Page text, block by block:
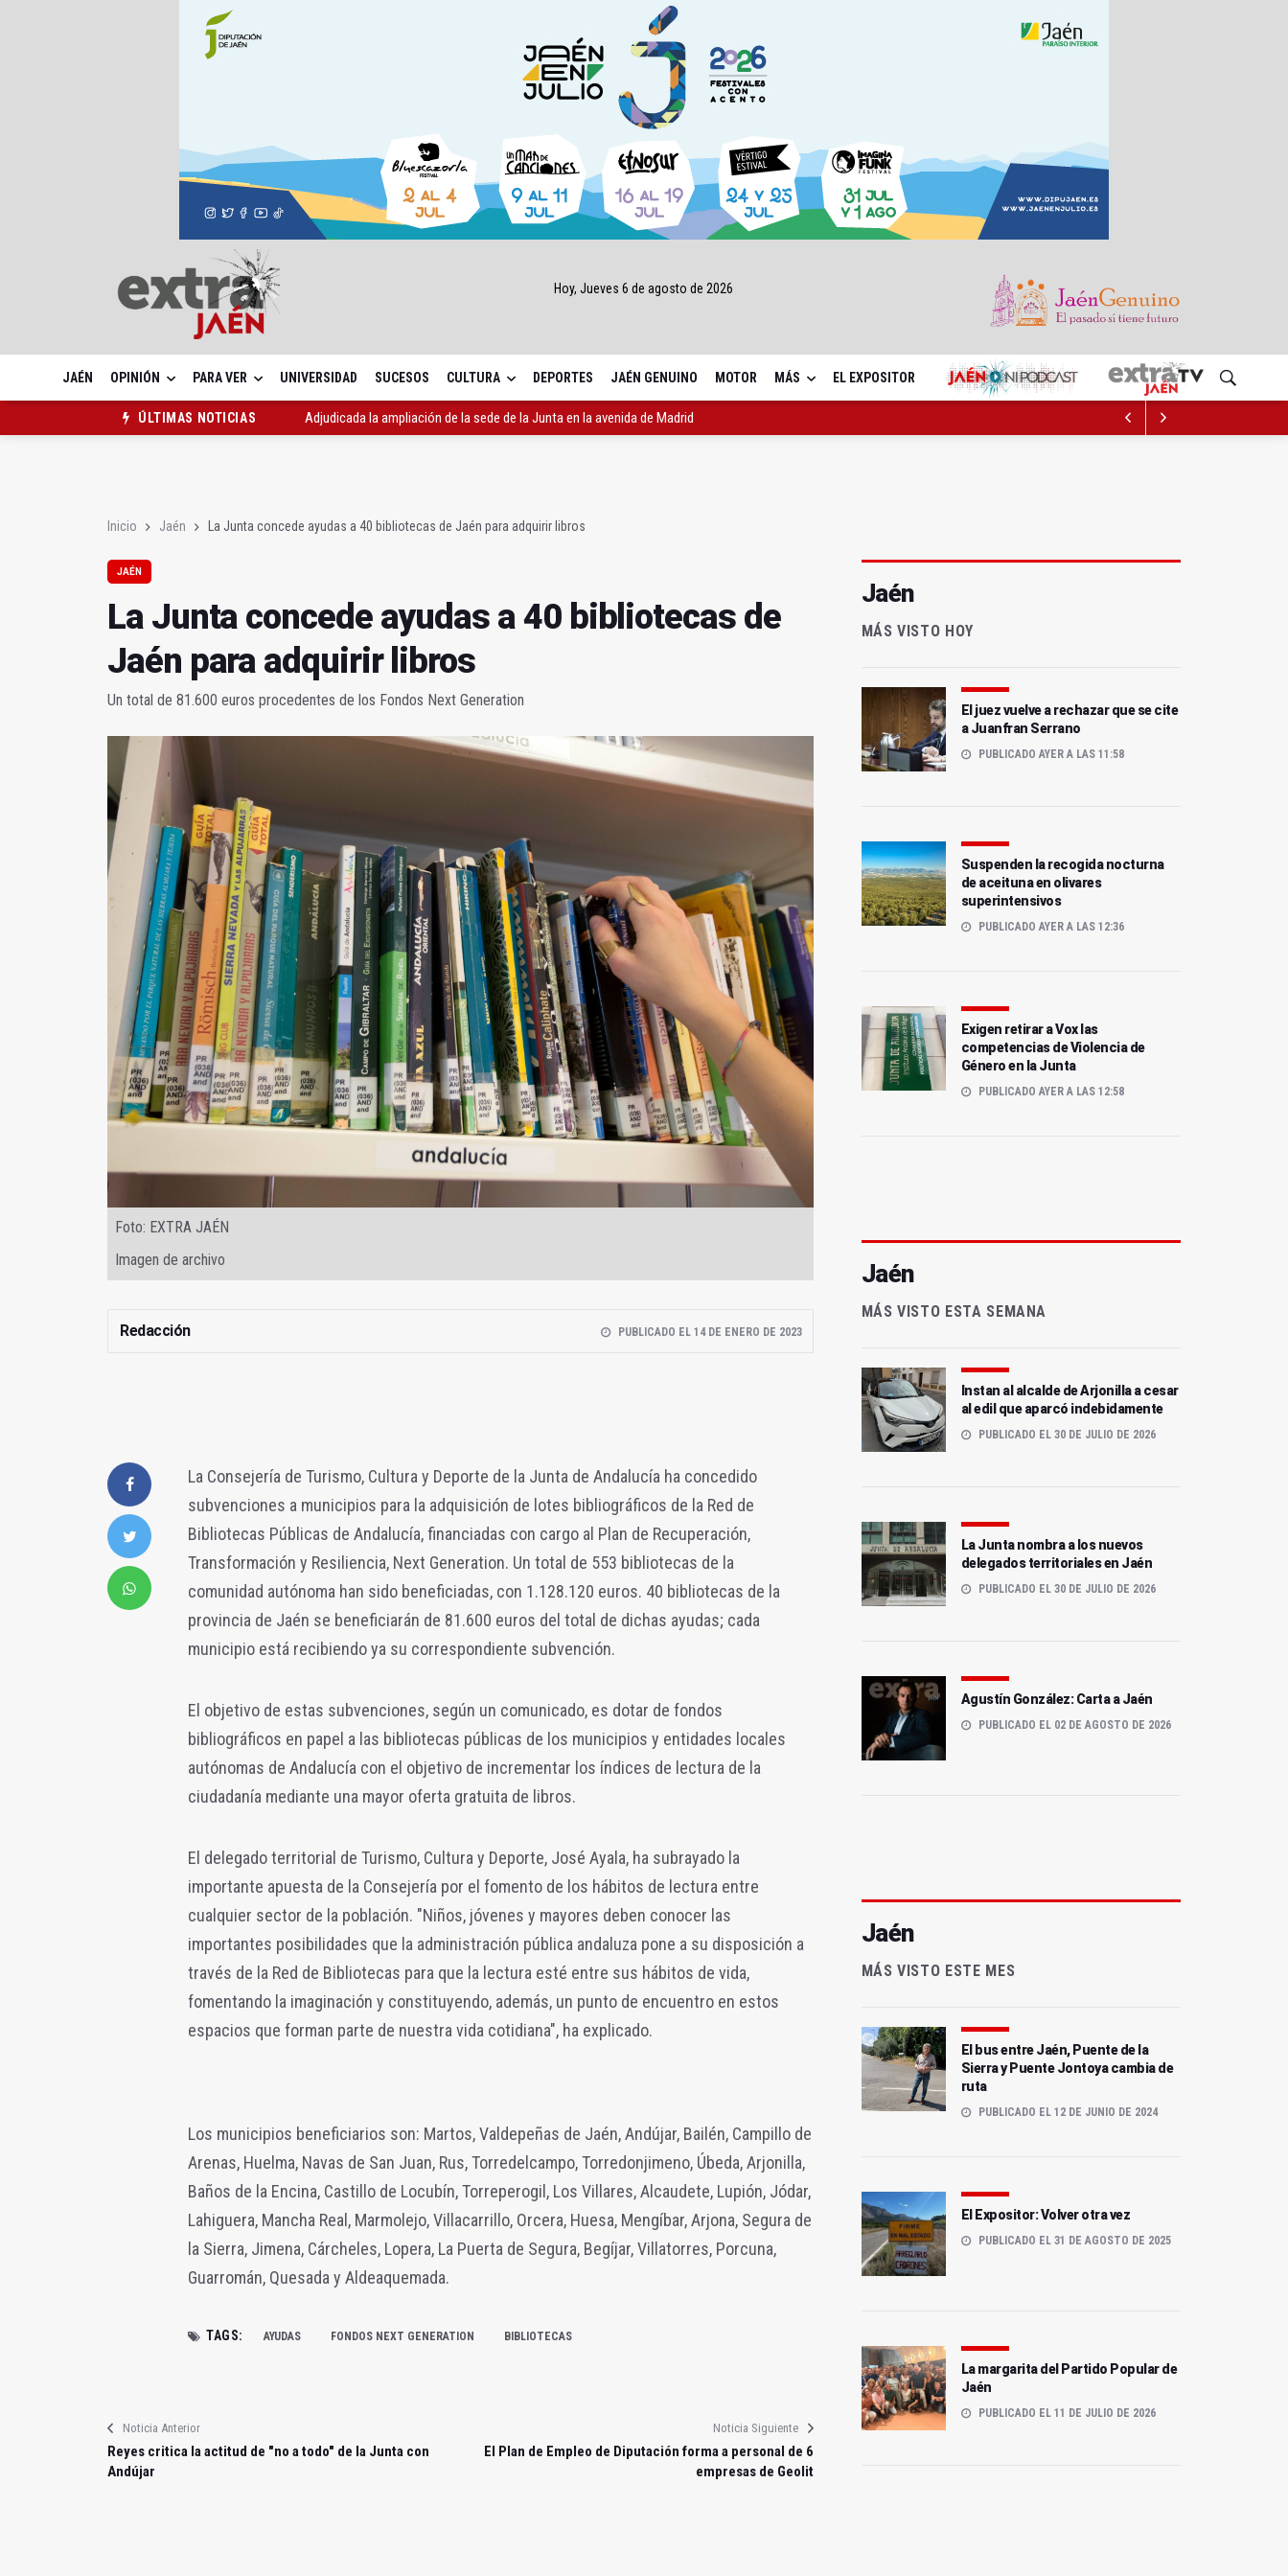
Hoy, Jueves 6 de agosto de 2026
JAÉN OPINIÓN PARA VER UNIVERSIDAD SUCESOS CULTURA DEPORTES JAÉN GENUINO MOTOR MÁS EL EXPOSITOR
ÚLTIMAS NOTICIAS
Adjudicada la ampliación de la sede de la Junta en la avenida de Madrid
Inicio Jaén La Junta concede ayudas a 40 bibliotecas de Jaén para adquirir libros
JAÉN
La Junta concede ayudas a 40 bibliotecas de
Jaén para adquirir libros
Un total de 81.600 euros procedentes de los Fondos Next Generation
Foto: EXTRA JAÉN
Imagen de archivo
Redacción PUBLICADO EL 14 DE ENERO DE 2023
La Consejería de Turismo, Cultura y Deporte de la Junta de Andalucía ha concedido
subvenciones a municipios para la adquisición de lotes bibliográficos de la Red de
Bibliotecas Públicas de Andalucía, financiadas con cargo al Plan de Recuperación,
Transformación y Resiliencia, Next Generation. Un total de 553 bibliotecas de la
comunidad autónoma han sido beneficiadas, con 1.128.120 euros. 40 bibliotecas de la
provincia de Jaén se beneficiarán de 81.600 euros del total de dichas ayudas; cada
municipio está recibiendo ya su correspondiente subvención.
El objetivo de estas subvenciones, según un comunicado, es dotar de fondos
bibliográficos en papel a las bibliotecas públicas de los municipios y entidades locales
autónomas de Andalucía con el objetivo de incrementar los índices de lectura de la
ciudadanía mediante una mayor oferta gratuita de libros.
El delegado territorial de Turismo, Cultura y Deporte, José Ayala, ha subrayado la
importante apuesta de la Consejería por el fomento de los hábitos de lectura entre
cualquier sector de la población. "Niños, jóvenes y mayores deben conocer las
importantes posibilidades que la administración pública andaluza pone a su disposición a
través de la Red de Bibliotecas para que la lectura esté entre sus hábitos de vida,
fomentando la imaginación y constituyendo, además, un punto de encuentro en estos
espacios que forman parte de nuestra vida cotidiana", ha explicado.
Los municipios beneficiarios son: Martos, Valdepeñas de Jaén, Andújar, Bailén, Campillo de
Arenas, Huelma, Navas de San Juan, Rus, Torredelcampo, Torredonjimeno, Úbeda, Arjonilla,
Baños de la Encina, Castillo de Locubín, Torreperogil, Los Villares, Alcaudete, Lupión, Jódar,
Lahiguera, Mancha Real, Marmolejo, Villacarrillo, Orcera, Huesa, Mengíbar, Arjona, Segura de
la Sierra, Jimena, Cárcheles, Lopera, La Puerta de Segura, Begíjar, Villatorres, Porcuna,
Guarromán, Quesada y Aldeaquemada.
TAGS: AYUDAS FONDOS NEXT GENERATION BIBLIOTECAS
Noticia Anterior
Reyes critica la actitud de "no a todo" de la Junta con
Andújar
Noticia Siguiente
El Plan de Empleo de Diputación forma a personal de 6
empresas de Geolit
Jaén
MÁS VISTO HOY
El juez vuelve a rechazar que se cite
a Juanfran Serrano
PUBLICADO AYER A LAS 11:58
Suspenden la recogida nocturna
de aceituna en olivares
superintensivos
PUBLICADO AYER A LAS 12:36
Exigen retirar a Vox las
competencias de Violencia de
Género en la Junta
PUBLICADO AYER A LAS 12:58
Jaén
MÁS VISTO ESTA SEMANA
Instan al alcalde de Arjonilla a cesar
al edil que aparcó indebidamente
PUBLICADO EL 30 DE JULIO DE 2026
La Junta nombra a los nuevos
delegados territoriales en Jaén
PUBLICADO EL 30 DE JULIO DE 2026
Agustín González: Carta a Jaén
PUBLICADO EL 02 DE AGOSTO DE 2026
Jaén
MÁS VISTO ESTE MES
El bus entre Jaén, Puente de la
Sierra y Puente Jontoya cambia de
ruta
PUBLICADO EL 12 DE JUNIO DE 2024
El Expositor: Volver otra vez
PUBLICADO EL 31 DE AGOSTO DE 2025
La margarita del Partido Popular de
Jaén
PUBLICADO EL 11 DE JULIO DE 2026